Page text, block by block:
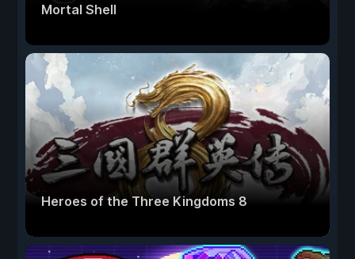
Mortal Shell
Heroes of the Three Kingdoms 8